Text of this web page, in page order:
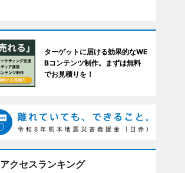
ターゲットに届ける効果的なWE
Bコンテンツ制作。まずは無料
でお見積りを！
アクセスランキング